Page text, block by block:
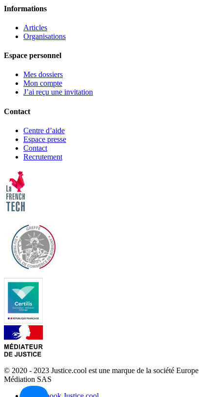
Informations
Articles
Organisations
Espace personnel
Mes dossiers
Mon compte
J’ai reçu une invitation
Contact
Centre d’aide
Espace presse
Contact
Recrutement
© 2020 - 2023 Justice.cool est une marque de la société Europe
Médiation SAS